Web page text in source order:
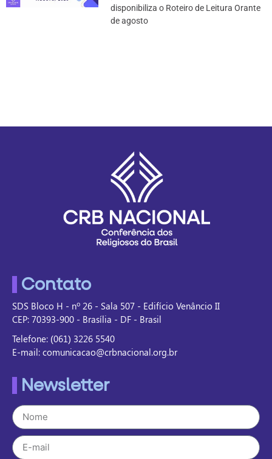
disponibiliza o Roteiro de Leitura Orante
de agosto
Contato
SDS Bloco H - nº 26 - Sala 507 - Edifício Venâncio II
CEP: 70393-900 - Brasília - DF - Brasil
Telefone: (061) 3226 5540
E-mail: comunicacao@crbnacional.org.br
Newsletter